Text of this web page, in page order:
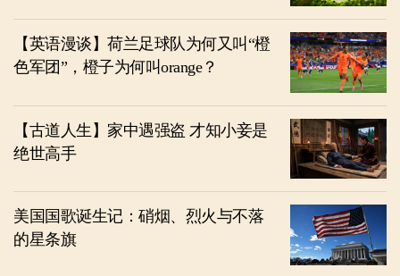
【英语漫谈】荷兰足球队为何又叫“橙
色军团”，橙子为何叫orange？
【古道人生】家中遇强盗 才知小妾是
绝世高手
美国国歌诞生记：硝烟、烈火与不落
的星条旗